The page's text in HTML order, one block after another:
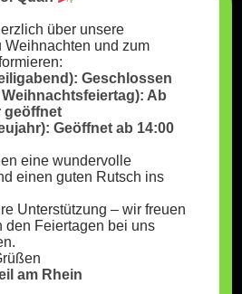
zuHello world!
über unsere
Weihnachten und zum
Geschlossen
Weihnachtsfeiertag): Ab
geöffnet
Geöffnet ab 14:00
eine wundervolle
einen guten Rutsch ins
Unterstützung – wir freuen
den Feiertagen bei uns
am Rhein